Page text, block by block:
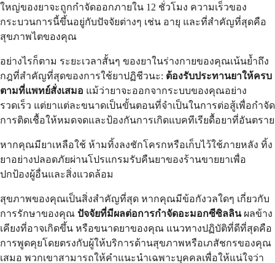
ใหญ่ของยาจะถูกกำจัดออกภายใน 12 ชั่วโมง ความเร็วของ
กระบวนการนี้ขึ้นอยู่กับปัจจัยต่างๆ เช่น อายุ และที่สำคัญที่สุดคือ
สุขภาพไตของคุณ
อย่างไรก็ตาม ระยะเวลาสั้นๆ ของยาในร่างกายของคุณเน้นย้ำถึง
กฎที่สำคัญที่สุดของการใช้ยาปฏิชีวนะ: ต้องรับประทานยาให้ครบ
ตามที่แพทย์สั่งเสมอ แม้ว่ายาจะออกจากระบบของคุณอย่าง
รวดเร็ว แต่ยาแต่ละขนาดเป็นขั้นตอนที่จำเป็นในการต่อสู้เพื่อกำจัด
การติดเชื้อให้หมดจดและป้องกันการเกิดแบคทีเรียดื้อยาที่อันตราย
หากคุณมียาเหลือใช้ ห้ามทิ้งลงชักโครกหรือเก็บไว้ใช้ภายหลัง ทิ้ง
ยาอย่างปลอดภัยผ่านโปรแกรมรับคืนยาของร้านขายยาเพื่อ
ปกป้องผู้อื่นและสิ่งแวดล้อม
สุขภาพของคุณเป็นสิ่งสำคัญที่สุด หากคุณมีข้อกังวลใดๆ เกี่ยวกับ
การรักษาของคุณ ปัจจัยที่มีผลต่อการกำจัดอะมอกซีซิลลินผลข้าง
เคียงที่อาจเกิดขึ้น หรือขนาดยาของคุณ แนวทางปฏิบัติที่ดีที่สุดคือ
การพูดคุยโดยตรงกับผู้ให้บริการด้านสุขภาพหรือเภสัชกรของคุณ
เสมอ พวกเขาสามารถให้คำแนะนำเฉพาะบุคคลเพื่อให้แน่ใจว่า